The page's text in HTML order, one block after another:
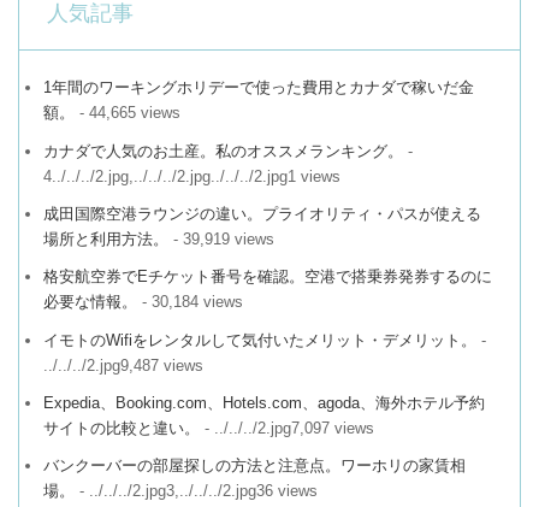
人気記事
1年間のワーキングホリデーで使った費用とカナダで稼いだ金
額。
- 44,665 views
カナダで人気のお土産。私のオススメランキング。
-
4../../../2.jpg,../../../2.jpg../../../2.jpg1 views
成田国際空港ラウンジの違い。プライオリティ・パスが使える
場所と利用方法。
- 39,919 views
格安航空券でEチケット番号を確認。空港で搭乗券発券するのに
必要な情報。
- 30,184 views
イモトのWifiをレンタルして気付いたメリット・デメリット。
-
../../../2.jpg9,487 views
Expedia、Booking.com、Hotels.com、agoda、海外ホテル予約
サイトの比較と違い。
- ../../../2.jpg7,097 views
バンクーバーの部屋探しの方法と注意点。ワーホリの家賃相
場。
- ../../../2.jpg3,../../../2.jpg36 views